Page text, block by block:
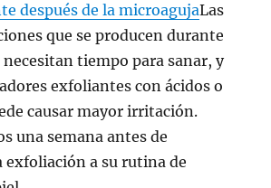
después de la microagujaLas
que se producen durante
tiempo para sanar, y
exfoliantes con ácidos o
causar mayor irritación.
una semana antes de
exfoliación a su rutina de